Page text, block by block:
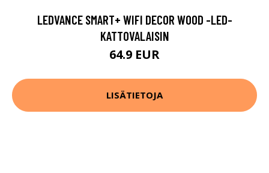
LEDVANCE SMART+ WIFI DECOR WOOD -LED-
KATTOVALAISIN
64.9 EUR
LISÄTIETOJA